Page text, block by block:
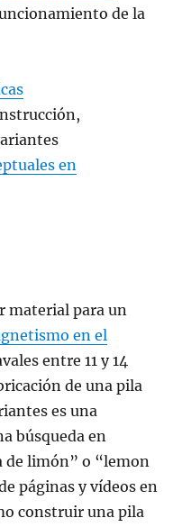
de la
en
material para un
en el
entre 11 y 14
de una pila
es una
búsqueda en
de limón” o “lemon
páginas y vídeos en
construir una pila